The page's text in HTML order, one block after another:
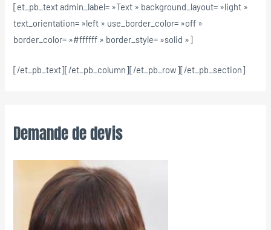
[et_pb_text admin_label= »Text » background_layout= »light »
text_orientation= »left » use_border_color= »off »
border_color= »#ffffff » border_style= »solid »]
[/et_pb_text][/et_pb_column][/et_pb_row][/et_pb_section]
Demande de devis